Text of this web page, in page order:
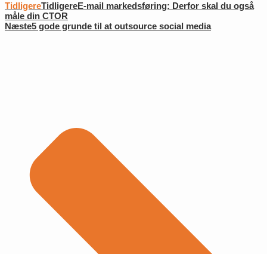
TidligereTidligereE-mail markedsføring: Derfor skal du også
måle din CTOR
Næste5 gode grunde til at outsource social media